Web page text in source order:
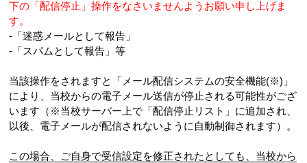
下の「配信停止」操作をなさいませんようお願い申し上げま
す。
-「迷惑メールとして報告」
-「スパムとして報告」等
当該操作をされますと「メール配信システムの安全機能(※)」
により、当校からの電子メール送信が停止される可能性がござ
います（※当校サーバー上で「配信停止リスト」に追加され、
以後、電子メールが配信されないように自動制御されます）。
この場合、ご自身で受信設定を修正されたとしても、当校から